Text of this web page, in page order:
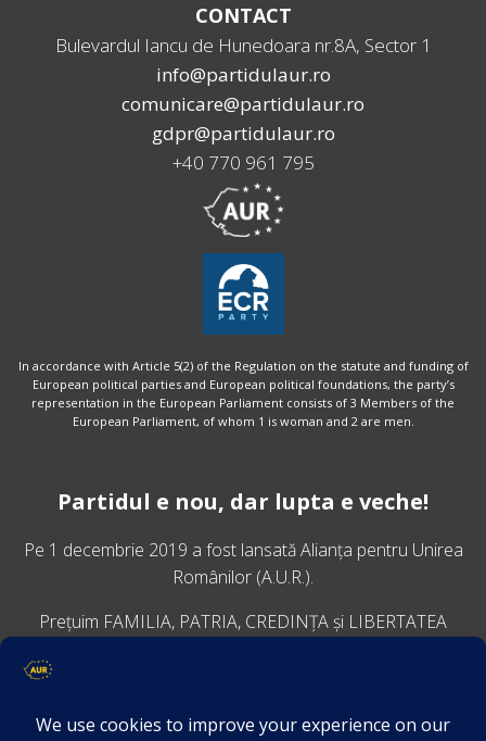
CONTACT
Bulevardul Iancu de Hunedoara nr.8A, Sector 1
info@partidulaur.ro
comunicare@partidulaur.ro
gdpr@partidulaur.ro
+40 770 961 795
In accordance with Article 5(2) of the Regulation on the statute and funding of
European political parties and European political foundations, the party’s
representation in the European Parliament consists of 3 Members of the
European Parliament, of whom 1 is woman and 2 are men.
Partidul e nou, dar lupta e veche!
Pe 1 decembrie 2019 a fost lansatăAlianța pentru Unirea
Românilor (A.U.R.).
Prețuim FAMILIA, PATRIA, CREDINȚA și LIBERTATEA